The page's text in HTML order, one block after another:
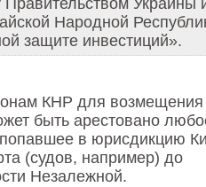
Украины
Народной
защите инвестиций».
КНР для возмещения
быть арестовано
в юрисдикцию
(судов, например) до
Незалежной.